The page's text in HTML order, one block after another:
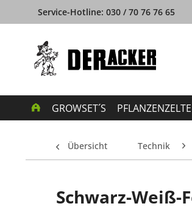
Service-Hotline: 030 / 70 76 76 65
GROWSET´S PFLANZENZELTE
Übersicht Technik
Schwarz-Weiß-